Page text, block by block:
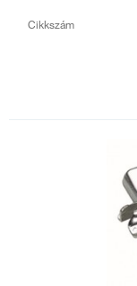
Cikkszám